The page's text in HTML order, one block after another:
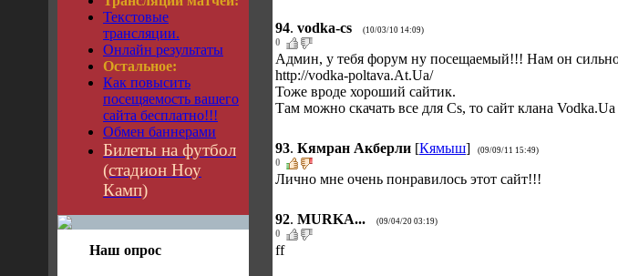
Текстовые
трансляции.
Онлайн результаты
Остальное:
Как повысить
посещяемость вашего
сайта бесплатно!!!
Обмен баннерами
Билеты на футбол
(стадион Ноу
Камп)
Наш опрос
94. vodka-cs (10/03/10 14:09)
0
Админ, у тебя форум ну посещаемый!!! Нам он
http://vodka-poltava.At.Ua/
Тоже вроде хороший сайтик.
Там можно скачать все для Cs, то сайт клана Vodka.Ua
93. Кямран Акберли [Кямыш] (09/09/11 15:49)
0
Лично мне очень понравилось этот сайт!!!
92. MURKA... (09/04/20 03:19)
0
ff